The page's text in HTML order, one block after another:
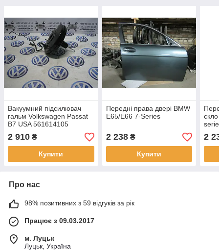
Вакуумний підсилювач
гальм Volkswagen Passat
B7 USA 561614105
2 910 ₴
Купити
Передні права двері BMW
E65/E66 7-Series
2 238₴
Купити
2
Про нас
98% позитивних з 59 відгуків за рік
Працює з 09.03.2017
м. Луцьк
Луцьк, Україна